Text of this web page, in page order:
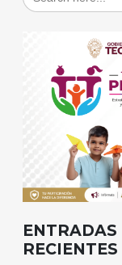
ENTRADAS
RECIENTES